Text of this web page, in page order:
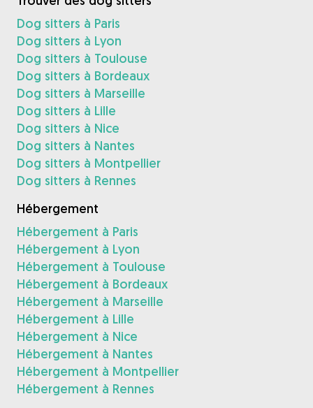
Dog sitters à Paris
Dog sitters à Lyon
Dog sitters à Toulouse
Dog sitters à Bordeaux
Dog sitters à Marseille
Dog sitters à Lille
Dog sitters à Nice
Dog sitters à Nantes
Dog sitters à Montpellier
Dog sitters à Rennes
Hébergement
Hébergement à Paris
Hébergement à Lyon
Hébergement à Toulouse
Hébergement à Bordeaux
Hébergement à Marseille
Hébergement à Lille
Hébergement à Nice
Hébergement à Nantes
Hébergement à Montpellier
Hébergement à Rennes